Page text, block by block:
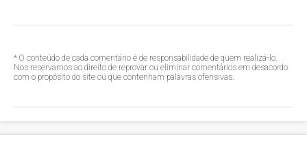
* O conteúdo de cada comentário é de responsabilidade de quem realizá-lo.
Nos reservamos ao direito de reprovar ou eliminar comentários em desacordo
com o propósito do site ou que contenham palavras ofensivas.